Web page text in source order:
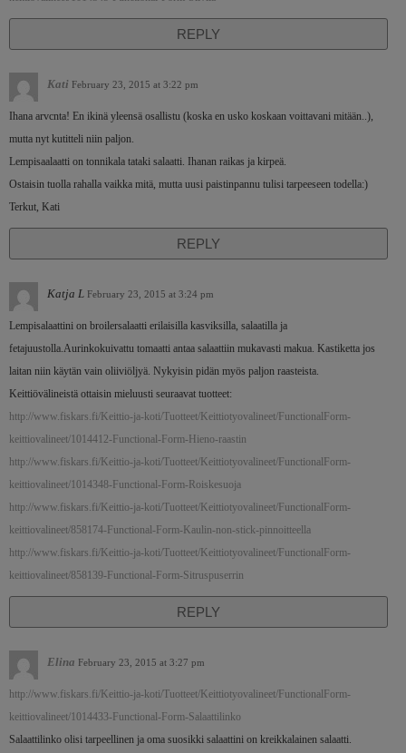
REPLY
Kati February 23, 2015 at 3:22 pm
Ihana arvcnta! En ikinä yleensä osallistu (koska en usko koskaan voittavani mitään..),
mutta nyt kutitteli niin paljon.
Lempisaalaatti on tonnikala tataki salaatti. Ihanan raikas ja kirpeä.
Ostaisin tuolla rahalla vaikka mitä, mutta uusi paistinpannu tulisi tarpeeseen todella:)
Terkut, Kati
REPLY
Katja L February 23, 2015 at 3:24 pm
Lempisalaattini on broilersalaatti erilaisilla kasviksilla, salaatilla ja
fetajuustolla.Aurinkokuivattu tomaatti antaa salaattiin mukavasti makua. Kastiketta jos
laitan niin käytän vain oliiviöljyä. Nykyisin pidän myös paljon raasteista.
Keittiövälineistä ottaisin mieluusti seuraavat tuotteet:
http://www.fiskars.fi/Keittio-ja-koti/Tuotteet/Keittiotyovalineet/FunctionalForm-
keittiovalineet/1014412-Functional-Form-Hieno-raastin
http://www.fiskars.fi/Keittio-ja-koti/Tuotteet/Keittiotyovalineet/FunctionalForm-
keittiovalineet/1014348-Functional-Form-Roiskesuoja
http://www.fiskars.fi/Keittio-ja-koti/Tuotteet/Keittiotyovalineet/FunctionalForm-
keittiovalineet/858174-Functional-Form-Kaulin-non-stick-pinnoitteella
http://www.fiskars.fi/Keittio-ja-koti/Tuotteet/Keittiotyovalineet/FunctionalForm-
keittiovalineet/858139-Functional-Form-Sitruspuserrin
REPLY
Elina February 23, 2015 at 3:27 pm
http://www.fiskars.fi/Keittio-ja-koti/Tuotteet/Keittiotyovalineet/FunctionalForm-
keittiovalineet/1014433-Functional-Form-Salaattilinko
Salaattilinko olisi tarpeellinen ja oma suosikki salaattini on kreikkalainen salaatti.